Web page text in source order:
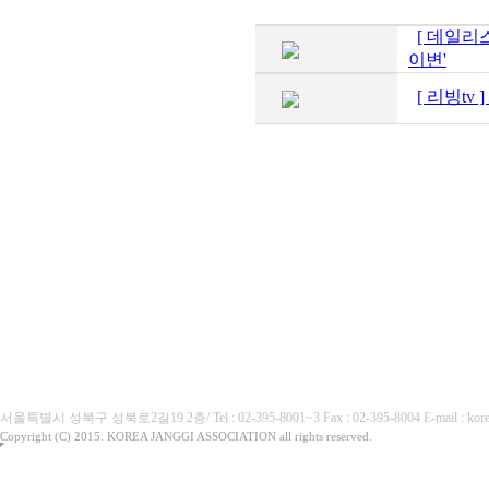
[ 데일리
이변'
[ 리빙tv
서울특별시 성북구 성북로2길19 2층/ Tel : 02-395-8001~3 Fax : 02-395-8004 E-mail :
Copyright (C) 2015. KOREA JANGGI ASSOCIATION all rights reserved.